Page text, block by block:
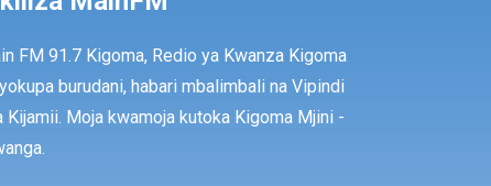
FM 91.7 Kigoma, Redio ya Kwanza Kigoma
burudani, habari mbalimbali na Vipindi
Kijamii. Moja kwamoja kutoka Kigoma Mjini -